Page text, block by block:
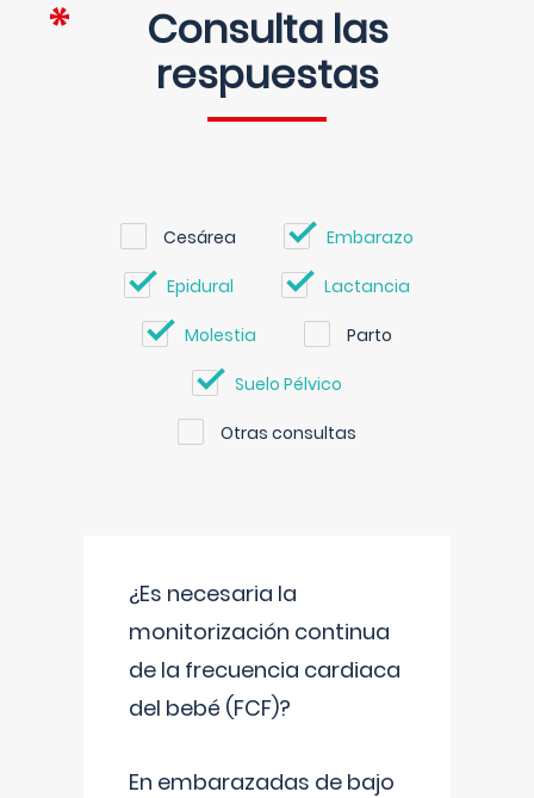
Consulta las
respuestas
Cesárea Embarazo
Epidural Lactancia
Molestia Parto
Suelo Pélvico
Otras consultas
¿Es necesaria la
monitorización continua
de la frecuencia cardiaca
del bebé (FCF)?
En embarazadas de bajo